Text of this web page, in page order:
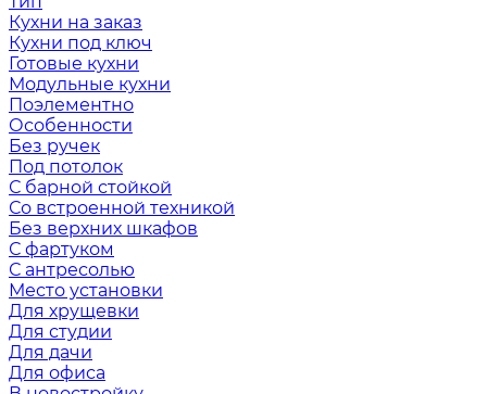
Кухни на заказ
Кухни под ключ
Готовые кухни
Модульные кухни
Поэлементно
Особенности
Без ручек
Под потолок
С барной стойкой
Со встроенной техникой
Без верхних шкафов
С фартуком
С антресолью
Место установки
Для хрущевки
Для студии
Для дачи
Для офиса